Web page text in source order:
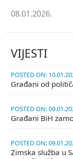
08.01.2026.
VIJESTI
POSTED ON:
Građani od
POSTED ON:
Građani BiH
POSTED ON:
Zimska služba u